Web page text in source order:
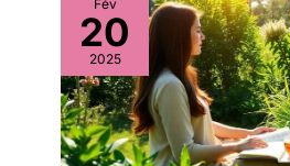
9in x
à
pousse
Fév
20
2025